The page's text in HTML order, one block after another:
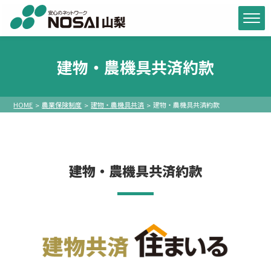
建物・農機具共済約款
HOME 農業保険制度 建物・農機具共済 建物・農機具共済約款
建物・農機具共済約款